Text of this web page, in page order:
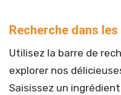
Recherche dans
Utilisez la barre de
explorer nos
Saisissez un